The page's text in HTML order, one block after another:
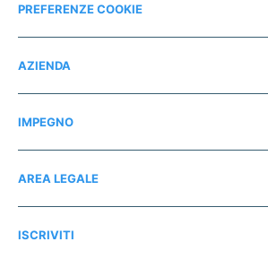
PREFERENZE COOKIE
Modifica consensi
AZIENDA
Contatti
Chi siamo
Recensioni
Instagram
Mappa del sito
IMPEGNO
Regali consapevoli
Associazioni no profit
AREA LEGALE
Pagamento sicuro
Spedizioni
ISCRIVITI